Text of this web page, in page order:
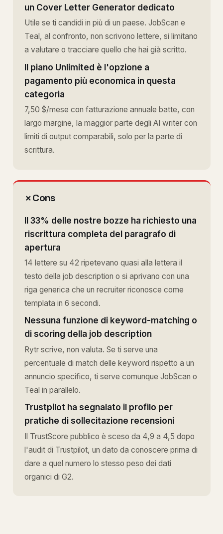
un Cover Letter Generator dedicato
Utile se ti candidi in più di un paese. JobScan e
Teal, al confronto, non scrivono lettere, si limitano
a valutare o tracciare quello che hai già scritto.
Il piano Unlimited è l'opzione a
pagamento più economica in questa
categoria
7,50 $/mese con fatturazione annuale batte, con
largo margine, la maggior parte degli AI writer con
limiti di output comparabili, solo per la parte di
scrittura.
✗Cons
Il 33% delle nostre bozze ha richiesto una
riscrittura completa del paragrafo di
apertura
14 lettere su 42 ripetevano quasi alla lettera il
testo della job description o si aprivano con una
riga generica che un recruiter riconosce come
templata in 6 secondi.
Nessuna funzione di keyword-matching o
di scoring della job description
Rytr scrive, non valuta. Se ti serve una
percentuale di match delle keyword rispetto a un
annuncio specifico, ti serve comunque JobScan o
Teal in parallelo.
Trustpilot ha segnalato il profilo per
pratiche di sollecitazione recensioni
Il TrustScore pubblico è sceso da 4,9 a 4,5 dopo
l'audit di Trustpilot, un dato da conoscere prima di
dare a quel numero lo stesso peso dei dati
organici di G2.